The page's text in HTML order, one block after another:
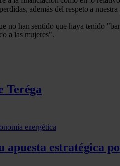
además del respeto a
no han sentido que haya tenido
a las mujeres".
Teréga
estratégica